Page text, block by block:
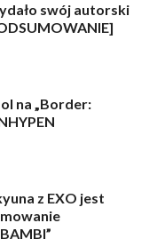
swój autorski
na „Border:
z EXO jest